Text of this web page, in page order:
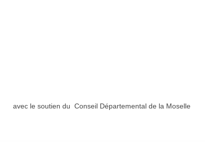
avec le soutien du Conseil Départemental de la Moselle